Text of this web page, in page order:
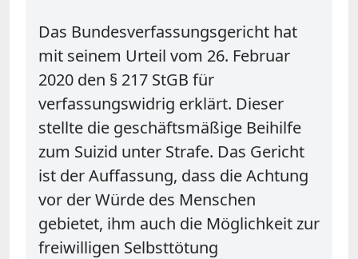
Das Bundesverfassungsgericht hat
mit seinem Urteil vom 26. Februar
2020 den § 217 StGB für
verfassungswidrig erklärt. Dieser
stellte die geschäftsmäßige Beihilfe
zum Suizid unter Strafe. Das Gericht
ist der Auffassung, dass die Achtung
vor der Würde des Menschen
gebietet, ihm auch die Möglichkeit zur
freiwilligen Selbsttötung